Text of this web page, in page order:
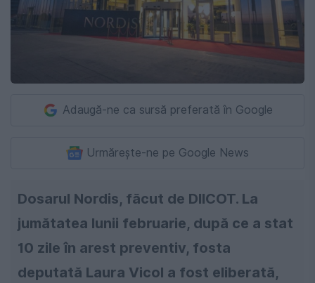
Adaugă-ne ca sursă preferată în Google
Urmărește-ne pe Google News
Dosarul Nordis, făcut de DIICOT. La
jumătatea lunii februarie, după ce a stat
10 zile în arest preventiv, fosta
deputată Laura Vicol a fost eliberată,